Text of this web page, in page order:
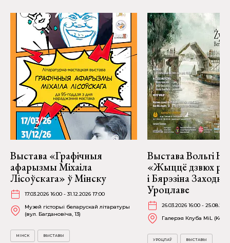
Выстава «Графічныя
афарызмы Міхаіла
Лісоўскага» ў Мінску
17.03.2026 16:00 - 31.12.2026 17:00
Музей гісторыі беларускай літаратуры
(вул. Багдановіча, 13)
МІНСК ВЫСТАВЫ
Выстава Вольгі
«Жыццё дзвюх
і Бярэзіна
Уроцлаве
26.03.2026 16:00 -
Галерэя Клуба MiL
УРОЦЛАЎ ВЫСТАВЫ